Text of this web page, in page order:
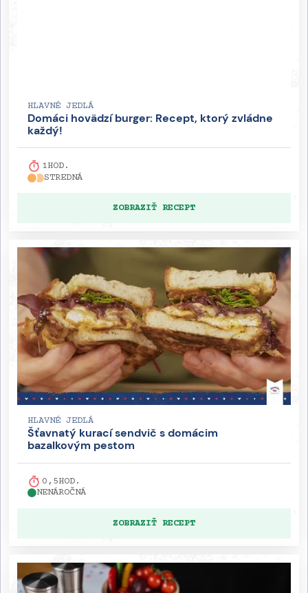
HLAVNÉ JEDLÁ
Domáci hovädzí burger: Recept, ktorý zvládne
každý!
1HOD.
STREDNÁ
ZOBRAZIŤ RECEPT
HLAVNÉ JEDLÁ
Šťavnatý kurací sendvič s domácim
bazalkovým pestom
0,5HOD.
NENÁROČNÁ
ZOBRAZIŤ RECEPT